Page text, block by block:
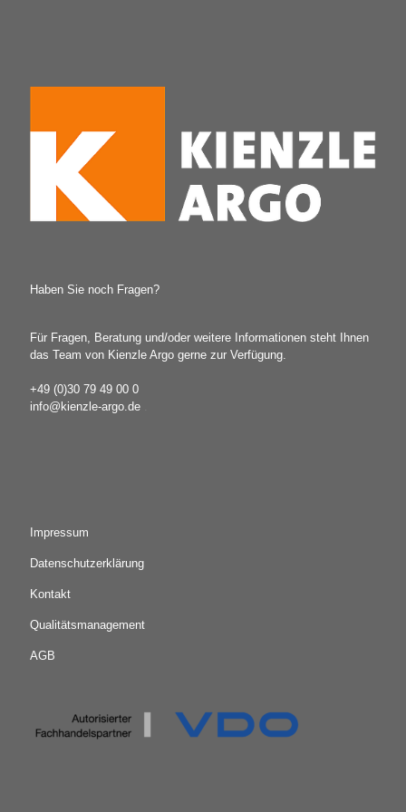
Haben Sie noch Fragen?
Für Fragen, Beratung und/oder weitere Informationen steht Ihnen
das Team von Kienzle Argo gerne zur Verfügung.
+49 (0)30 79 49 00 0
info@kienzle-argo.de
Impressum
Datenschutzerklärung
Kontakt
Qualitätsmanagement
AGB